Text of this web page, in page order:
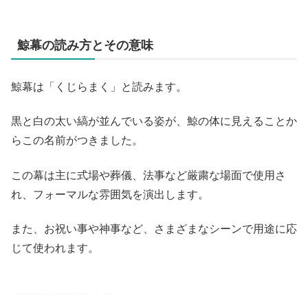
鯨幕の読み方とその意味
鯨幕は「くじらまく」と読みます。
黒と白の太い縞が並んでいる姿が、鯨の体に見えることか
らこの名前がつきました。
この幕は主に式場や葬儀、法事など厳粛な場面で使用さ
れ、フォーマルな雰囲気を演出します。
また、お祝い事や神事など、さまざまなシーンで用途に応
じて使われます。